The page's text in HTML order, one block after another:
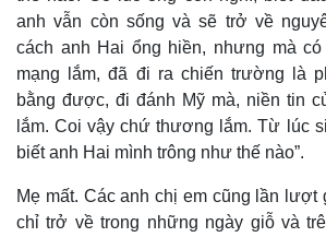
anh vẫn còn sống và sẽ trở về
cách anh Hai ổng hiền, nhưng mà có
mạng lắm, đã đi ra chiến trường là
bằng được, đi đánh Mỹ mà, niền tin
lắm. Coi vậy chứ thương lắm. Từ lúc
biết anh Hai mình trông như thế nào”.
Mẹ mất. Các anh chị em cũng lần lượt
chỉ trở về trong những ngày giỗ và